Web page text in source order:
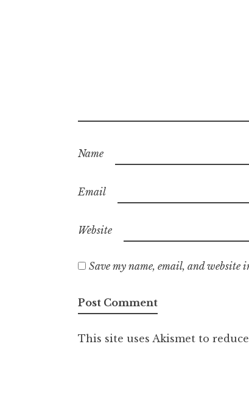
Name
Email
Website
Save my name, email, and website
This site uses Akismet to